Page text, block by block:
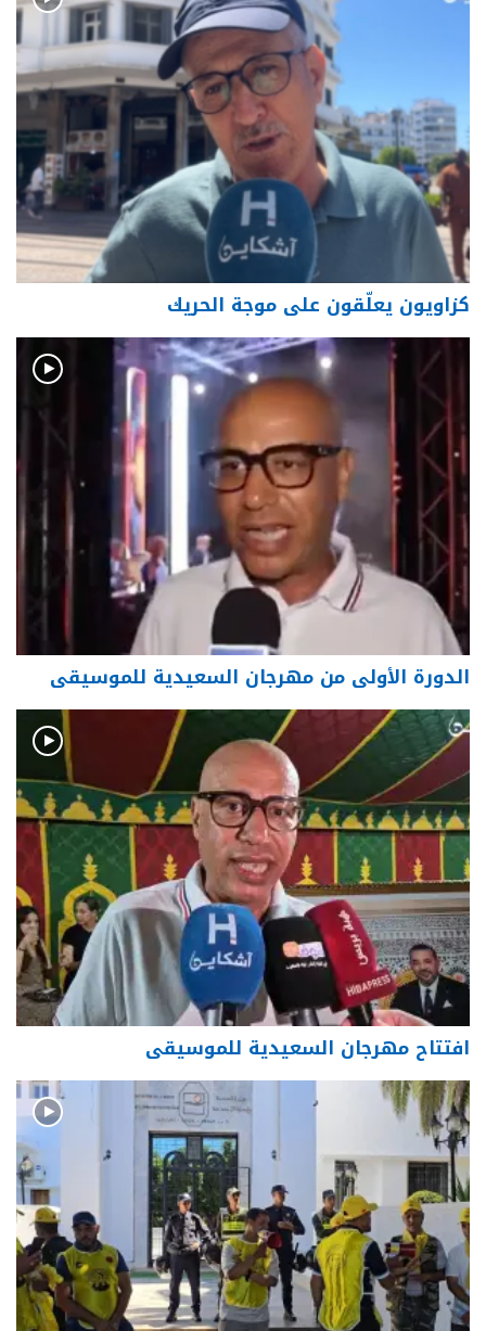
كزاويون يعلّقون على موجة الحريك
الدورة الأولى من مهرجان السعيدية للموسيقى
افتتاح مهرجان السعيدية للموسيقى